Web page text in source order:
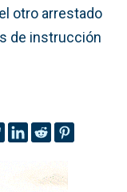
otro arrestado
de instrucción